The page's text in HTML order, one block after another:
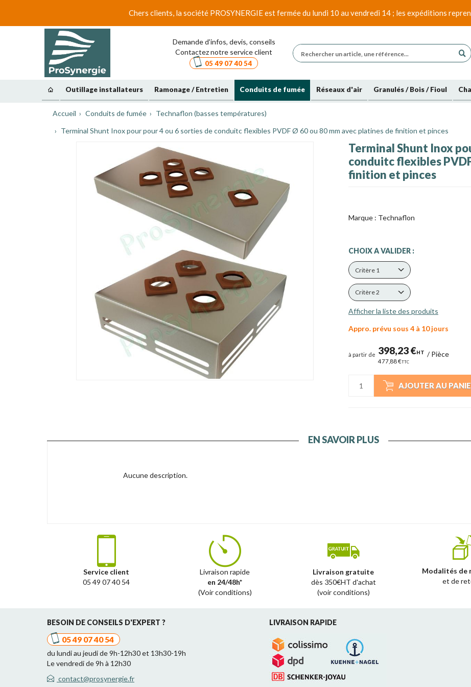
Chers clients, la société PROSYNERGIE est fermée du lundi 10 au vendredi 14 ; les expéditions
Demande d'infos, devis, conseils
Contactez notre service client
05 49 07 40 54
Outillage installateurs Ramonage / Entretien Conduits de fumée Réseaux d'air Granulés / Bois / Fioul
Accueil Conduits de fumée
Technaflon (basses températures)
Terminal Shunt Inox pour pour 4 ou 6 sorties de conduitc flexibles PVDF Ø 60 ou 80 mm avec platines de finition et pinces
Terminal Shunt Inox
conduitc flexibles
finition et pinces
Marque : Technaflon
CHOIX A VALIDER :
Critère 1
Critère 2
Afficher la liste des produits
Appro. prévu sous 4 à 10 jours
à partir de 398,23 €HT
477,88 €TTC
/Pièce
AJOUTER AU
EN SAVOIR PLUS
Aucune description.
Service client
05 49 07 40 54
Livraison rapide
en 24/48h*
(Voir conditions)
Livraison gratuite
dès 350€HT d'achat
(voir conditions)
Modalités de
et de
BESOIN DE CONSEILS D'EXPERT ?
05 49 07 40 54
du lundi au jeudi de 9h-12h30 et 13h30-19h
Le vendredi de 9h à 12h30
contact@prosynergie.fr
LIVRAISON RAPIDE